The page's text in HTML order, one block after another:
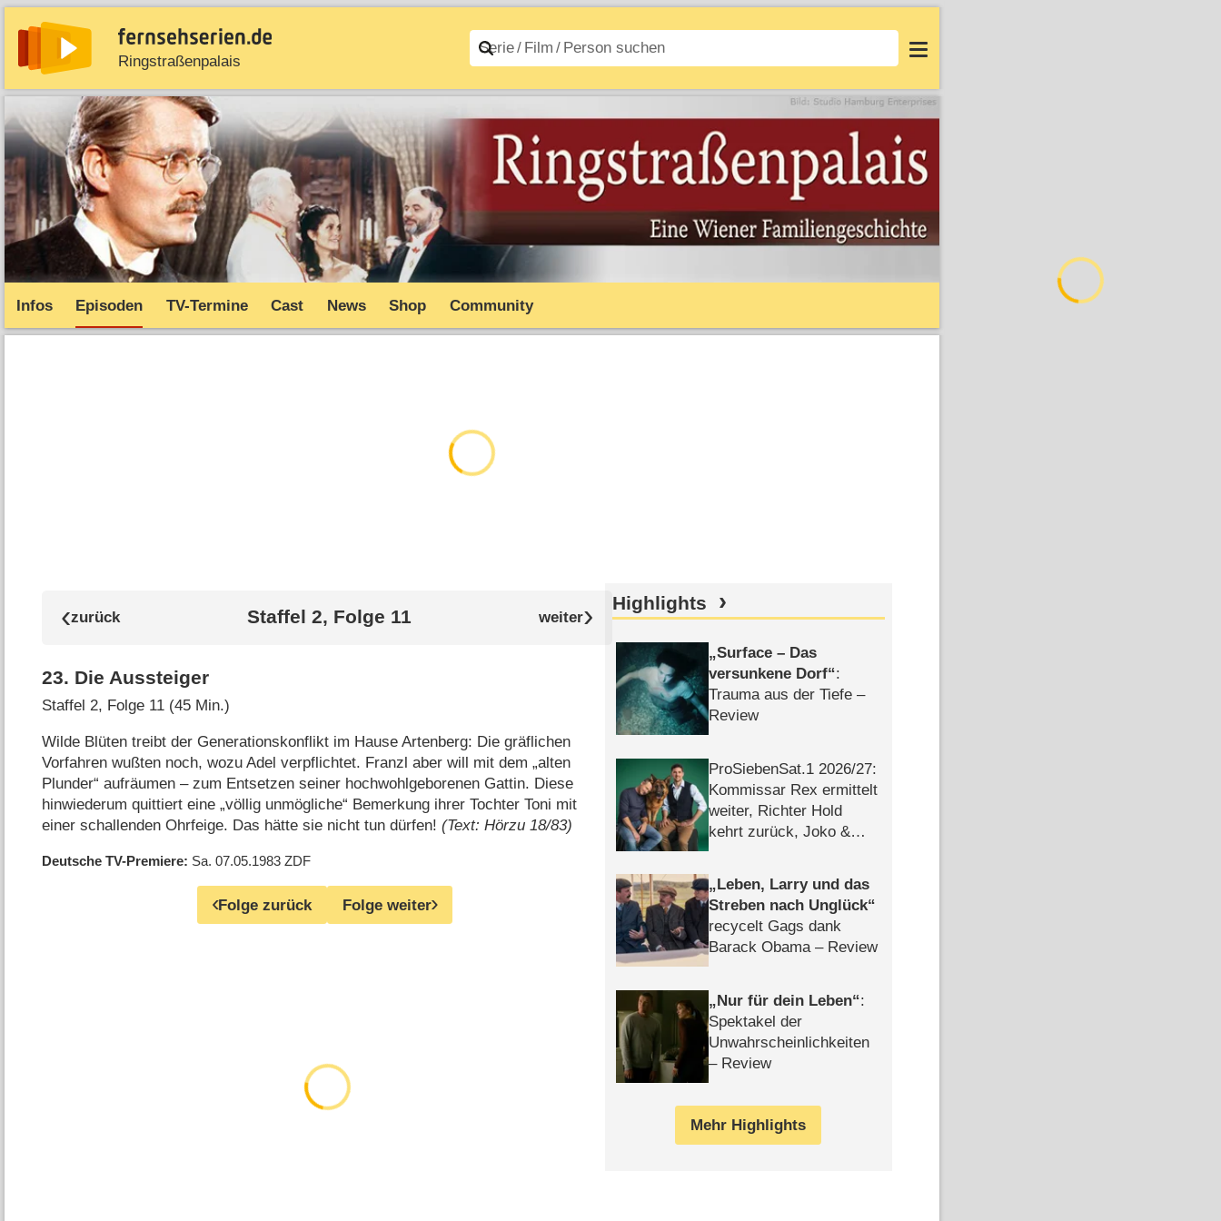
Ringstraßenpalais
News Entdecken Streaming Filme A–Z Login
Infos Episoden TV-Termine Cast News Shop Community
Staffel 2, Folge 11
23. Die Aussteiger
Staffel 2, Folge 11 (45 Min.)
Wilde Blüten treibt der Generationskonflikt im Hause Artenberg: Die gräflichen
Vorfahren wußten noch, wozu Adel verpflichtet. Franzl aber will mit dem „alten
Plunder“ aufräumen – zum Entsetzen seiner hochwohlgeborenen Gattin. Diese
hinwiederum quittiert eine „völlig unmögliche“ Bemerkung ihrer Tochter Toni mit
einer schallenden Ohrfeige. Das hätte sie nicht tun dürfen!(Text: Hörzu 18/83)
Deutsche TV-Premiere Sa. 07.05.1983 ZDF
Folge zurück Folge weiter
Highlights
Surface – Das
versunkene Dorf :
Trauma aus der Tiefe –
Review
ProSiebenSat.1 2026/​27:
Kommissar Rex ermittelt
weiter, Richter Hold
kehrt zurück, Joko &
Leben, Larry und das
Streben nach Unglück
recycelt Gags dank
Barack Obama – Review
Nur für dein Leben :
Spektakel der
Unwahrscheinlichkeiten
– Review
Mehr Highlights